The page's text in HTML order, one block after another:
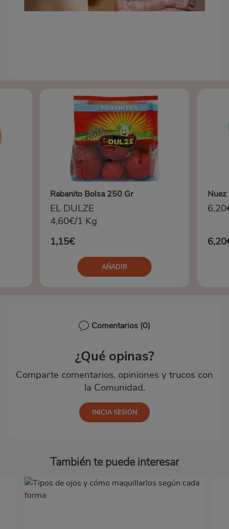
Rabanito Bolsa 250 Gr
EL DULZE
4,60€/1 Kg
1,15€
AÑADIR
Nuez
Comentarios (0)
¿Qué opinas?
Comparte comentarios, opiniones y trucos con
la Comunidad.
También te puede interesar